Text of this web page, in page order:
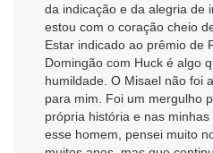
da indicação e da alegria de
estou com o coração cheio
Estar indicado ao prêmio de
Domingão com Huck é algo
humildade. O Misael não foi
para mim. Foi um mergulho
própria história e nas
esse homem, pensei muito